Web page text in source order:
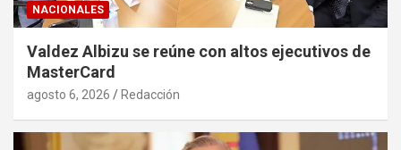
NACIONALES
Valdez Albizu se reúne con altos ejecutivos de
MasterCard
agosto 6, 2026 Redacción